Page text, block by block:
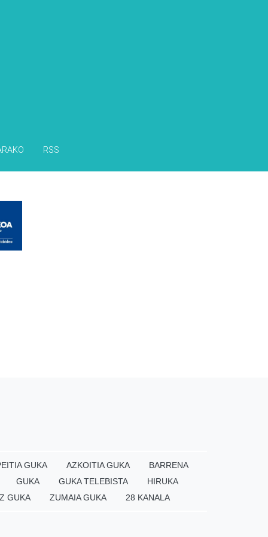
RSS
GUKA AZKOITIA GUKA
BARRENA
GUKA
GUKA TELEBISTA
HIRUKA
GUKA
ZUMAIA GUKA 28 KANALA